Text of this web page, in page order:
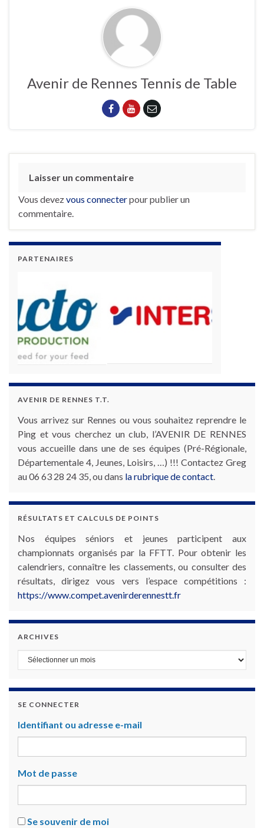
Avenir de Rennes Tennis de Table
Laisser un commentaire
Vous devezvous connecterpour publier un
commentaire.
PARTENAIRES
AVENIR DE RENNES T.T.
Vous arrivez sur Rennes ou vous souhaitez reprendre le
Ping et vous cherchez un club, l’AVENIR DE RENNES
vous accueille dans une de ses équipes (Pré-Régionale,
Départementale 4, Jeunes, Loisirs, …) !!! Contactez Greg
au 06 63 28 24 35, ou dans la rubrique de contact.
RÉSULTATS ET CALCULS DE POINTS
Nos équipes séniors et jeunes participent aux
championnats organisés par la FFTT. Pour obtenir les
calendriers, connaître les classements, ou consulter des
résultats, dirigez vous vers l’espace compétitions :
https://www.compet.avenirderennestt.fr
ARCHIVES
Archives
SE CONNECTER
Identifiant ou adresse e-mail
Mot de passe
Se souvenir de moi